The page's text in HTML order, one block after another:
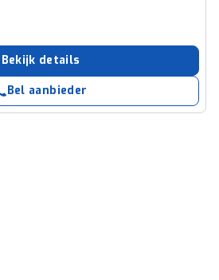
Bekijk details
Bel aanbieder